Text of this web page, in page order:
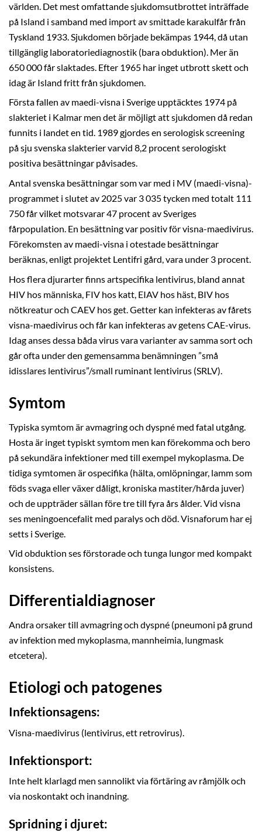
världen. Det mest omfattande sjukdomsutbrottet inträffade
på Island i samband med import av smittade karakulfår från
Tyskland 1933. Sjukdomen började bekämpas 1944, då utan
tillgänglig laboratoriediagnostik (bara obduktion). Mer än
650 000 får slaktades. Efter 1965 har inget utbrott skett och
idag är Island fritt från sjukdomen.
Första fallen av maedi-visna i Sverige upptäcktes 1974 på
slakteriet i Kalmar men det är möjligt att sjukdomen då redan
funnits i landet en tid. 1989 gjordes en serologisk screening
på sju svenska slakterier varvid 8,2 procent serologiskt
positiva besättningar påvisades.
Antal svenska besättningar som var med i MV (maedi-visna)-
programmet i slutet av 2025 var 3 035 tycken med totalt 111
750 får vilket motsvarar 47 procent av Sveriges
fårpopulation. En besättning var positiv för visna-maedivirus.
Förekomsten av maedi-visna i otestade besättningar
beräknas, enligt projektet Lentifri gård, vara under 3 procent.
Hos flera djurarter finns artspecifika lentivirus, bland annat
HIV hos människa, FIV hos katt, EIAV hos häst, BIV hos
nötkreatur och CAEV hos get. Getter kan infekteras av fårets
visna-maedivirus och får kan infekteras av getens CAE-virus.
Idag anses dessa båda virus vara varianter av samma sort och
går ofta under den gemensamma benämningen ”små
idisslares lentivirus”/small ruminant lentivirus (SRLV).
Symtom
Typiska symtom är avmagring och dyspné med fatal utgång.
Hosta är inget typiskt symtom men kan förekomma och bero
på sekundära infektioner med till exempel mykoplasma. De
tidiga symtomen är ospecifika (hälta, omlöpningar, lamm som
föds svaga eller växer dåligt, kroniska mastiter/hårda juver)
och de uppträder sällan före tre till fyra års ålder. Vid visna
ses meningoencefalit med paralys och död. Visnaforum har ej
setts i Sverige.
Vid obduktion ses förstorade och tunga lungor med kompakt
konsistens.
Differentialdiagnoser
Andra orsaker till avmagring och dyspné (pneumoni på grund
av infektion med mykoplasma, mannheimia, lungmask
etcetera).
Etiologi och patogenes
Infektionsagens:
Visna-maedivirus (lentivirus, ett retrovirus).
Infektionsport:
Inte helt klarlagd men sannolikt via förtäring av råmjölk och
via noskontakt och inandning.
Spridning i djuret: